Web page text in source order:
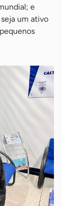
e
um ativo